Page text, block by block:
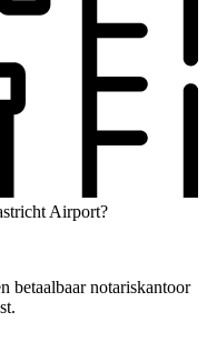
Airport?
betaalbaar notariskantoor